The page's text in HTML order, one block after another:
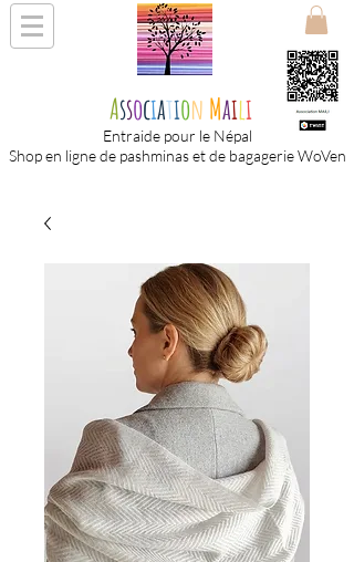
Association Maili
Entraide pour le Népal
Shop en ligne de pashminas et de bagagerie WoVen